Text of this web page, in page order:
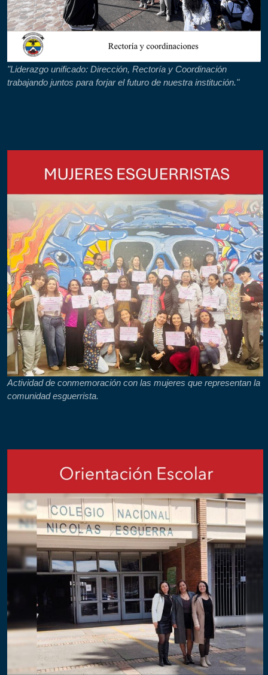
"Liderazgo unificado: Dirección, Rectoría y Coordinación
trabajando juntos para forjar el futuro de nuestra institución."
Actividad de conmemoración con las mujeres que representan la
comunidad esguerrista.